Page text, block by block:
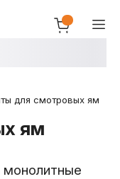
для смотровых ям
ям